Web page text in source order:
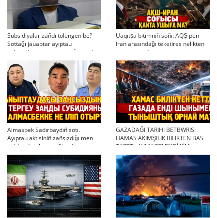
Subsidiyalar zañdı tölengen be?
Sottağı jauaptar ayıptau
twjırımdarın qayta qarauğa negiz
bola ala ma?
Uaqıtşa bitimniñ soñı: AQŞ pen
Iran arasındağı teketires nelikten
qayta uşıqtı?
Almasbek Sadırbaydıñ sotı.
Ayıptau aktisiniñ zañsızdığı men
qoldan ösirilgen milliondar
GAZADAĞI TARIHI BETBWRIS:
HAMAS ÄKİMŞİLİK BILİKTEN BAS
TARTTI. AYMAQTI ENDİ KİM
BASQARADI?